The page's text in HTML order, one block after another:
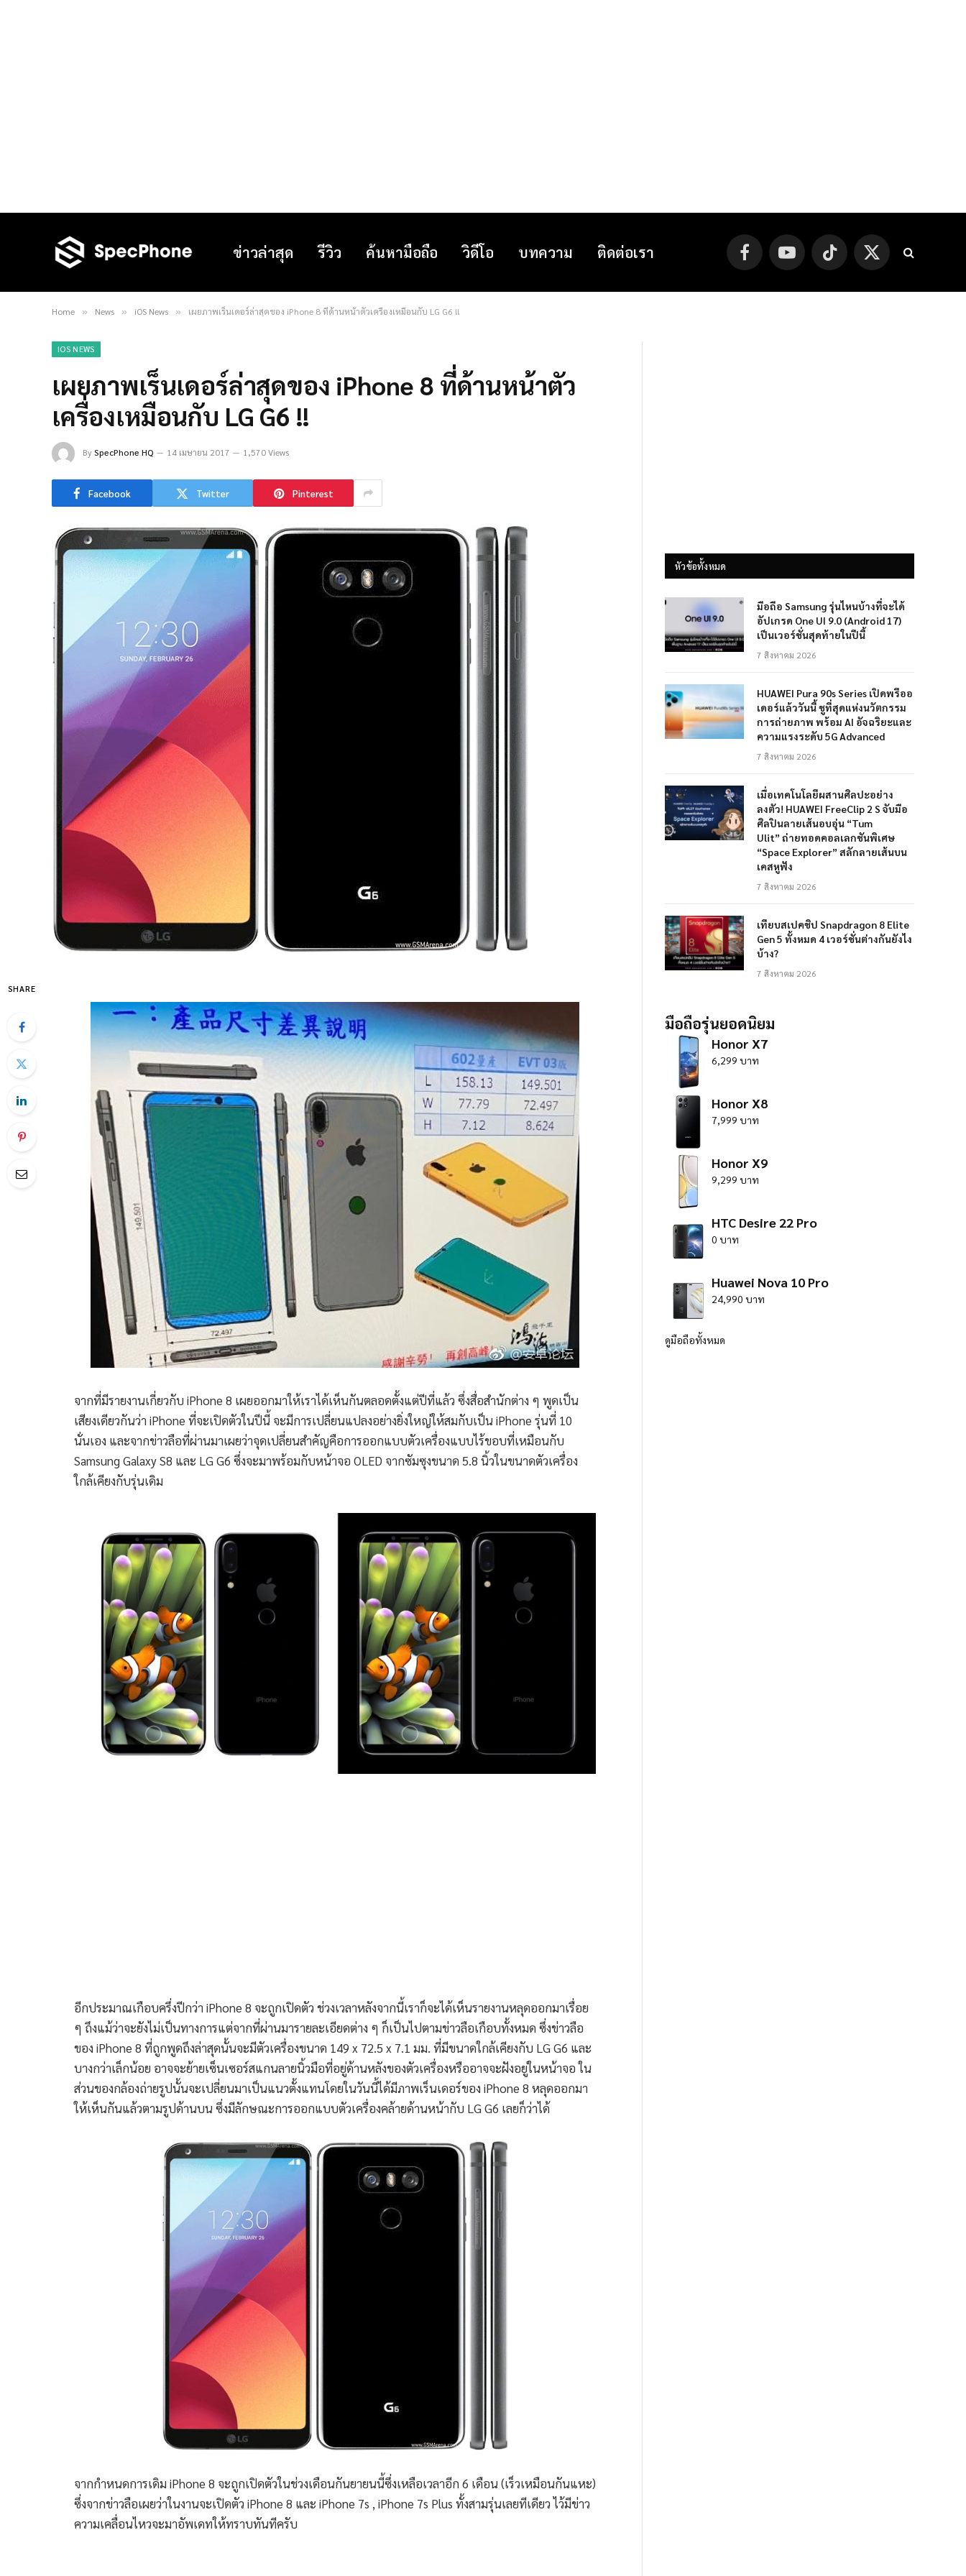
ข่าวล่าสุด รีวิว ค้นหามือถือ วิดีโอ บทความ ติดต่อเรา FacebookYouTube TikTok
X
(Twitter)
Home » News » iOS News » เผยภาพเร็นเดอร์ล่าสุดของ iPhone 8 ที่ด้านหน้าตัวเครื่องเหมือนกับ LG G6 !!
IOS NEWS
เผยภาพเร็นเดอร์ล่าสุดของ iPhone 8 ที่ด้านหน้าตัว
เครื่องเหมือนกับ LG G6 !!
BySpecPhone HQ 14 เมษายน 2017 1,570 Views
Facebook Twitter Pinterest
SHARE
จากที่มีรายงานเกี่ยวกับ iPhone 8 เผยออกมาให้เราได้เห็นกันตลอดตั้งแต่ปีที่แล้ว ซึ่งสื่อสำนักต่าง ๆ พูดเป็น
เสียงเดียวกันว่า iPhone ที่จะเปิดตัวในปีนี้ จะมีการเปลี่ยนแปลงอย่างยิ่งใหญ่ให้สมกับเป็น iPhone รุ่นที่ 10
นั่นเอง และจากข่าวลือที่ผ่านมาเผยว่าจุดเปลี่ยนสำคัญคือการออกแบบตัวเครื่องแบบไร้ขอบที่เหมือนกับ
Samsung Galaxy S8 และ LG G6 ซึ่งจะมาพร้อมกับหน้าจอ OLED จากซัมซุงขนาด 5.8 นิ้วในขนาดตัวเครื่อง
ใกล้เคียงกับรุ่นเดิม
อีกประมาณเกือบครึ่งปีกว่า iPhone 8 จะถูกเปิดตัว ช่วงเวลาหลังจากนี้เราก็จะได้เห็นรายงานหลุดออกมาเรื่อย
ๆ ถึงแม้ว่าจะยังไม่เป็นทางการแต่จากที่ผ่านมารายละเอียดต่าง ๆ ก็เป็นไปตามข่าวลือเกือบทั้งหมด ซึ่งข่าวลือ
ของ iPhone 8 ที่ถูกพูดถึงล่าสุดนั้นจะมีตัวเครื่องขนาด 149 x 72.5 x 7.1 มม. ที่มีขนาดใกล้เคียงกับ LG G6 และ
บางกว่าเล็กน้อย อาจจะย้ายเซ็นเซอร์สแกนลายนิ้วมือที่อยู่ด้านหลังของตัวเครื่องหรืออาจจะฝังอยู่ในหน้าจอ ใน
ส่วนของกล้องถ่ายรูปนั้นจะเปลี่ยนมาเป็นแนวตั้งแทนโดยในวันนี้ได้มีภาพเร็นเดอร์ของ iPhone 8 หลุดออกมา
ให้เห็นกันแล้วตามรูปด้านบน ซึ่งมีลักษณะการออกแบบตัวเครื่องคล้ายด้านหน้ากับ LG G6 เลยก็ว่าได้
จากกำหนดการเดิม iPhone 8 จะถูกเปิดตัวในช่วงเดือนกันยายนนี้ซึ่งเหลือเวลาอีก 6 เดือน (เร็วเหมือนกันแหะ)
ซึ่งจากข่าวลือเผยว่าในงานจะเปิดตัว iPhone 8 และ iPhone 7s , iPhone 7s Plus ทั้งสามรุ่นเลยทีเดียว ไว้มีข่าว
ความเคลื่อนไหวจะมาอัพเดทให้ทราบทันทีครับ
หัวข้อทั้งหมด
มือถือ Samsung รุ่นไหนบ้างที่จะได้
อัปเกรด One UI 9.0 (Android 17)
เป็นเวอร์ชั่นสุดท้ายในปีนี้
7 สิงหาคม 2026
HUAWEI Pura 90s Series เปิดพรีออ
เดอร์แล้ววันนี้ ชูที่สุดแห่งนวัตกรรม
การถ่ายภาพ พร้อม AI อัจฉริยะและ
ความแรงระดับ 5G Advanced
7 สิงหาคม 2026
เมื่อเทคโนโลยีผสานศิลปะอย่าง
ลงตัว! HUAWEI FreeClip 2 S จับมือ
ศิลปินลายเส้นอบอุ่น “Tum
Ulit” ถ่ายทอดคอลเลกชันพิเศษ
“Space Explorer” สลักลายเส้นบน
เคสหูฟัง
7 สิงหาคม 2026
เทียบสเปคชิป Snapdragon 8 Elite
Gen 5 ทั้งหมด 4 เวอร์ชั่นต่างกันยังไง
บ้าง?
7 สิงหาคม 2026
มือถือรุ่นยอดนิยม
Honor X7
6,299 บาท
Honor X8
7,999 บาท
Honor X9
9,299 บาท
HTC Desire 22 Pro
0 บาท
Huawei Nova 10 Pro
24,990 บาท
ดูมือถือทั้งหมด